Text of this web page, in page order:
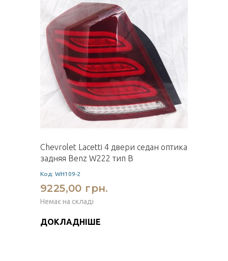
Chevrolet Lacetti 4 двери седан оптика
задняя Benz W222 тип B
Код: WH109-2
9225,00 грн.
Немає на складі
ДОКЛАДНІШЕ